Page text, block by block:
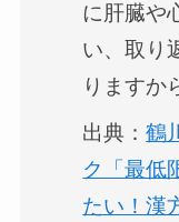
に肝臓や
い、取り
りますか
出典：鶴
ク「最低
たい！漢